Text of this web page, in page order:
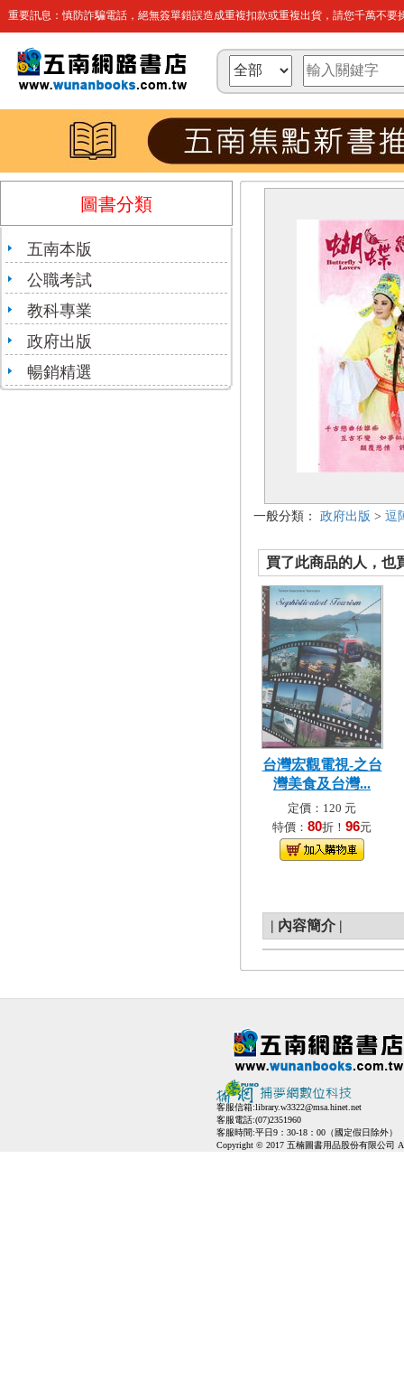
重要訊息：慎防詐騙電話，絕無簽單錯誤造成重複扣款或重複出貨，請您千萬不要
圖書分類
五南本版
公職考試
教科專業
政府出版
暢銷精選
一般分類： 政府出版 > 逗
買了此商品的人，也
台灣宏觀電視-之台
灣美食及台灣...
定價：120 元
特價： 80折！ 96元
| 內容簡介 |
客服信箱:library.w3322@msa.hinet.net
客服電話:(07)2351960
客服時間:平日9：30-18：00（國定假日除外）
Copyright © 2017 五楠圖書用品股份有限公司